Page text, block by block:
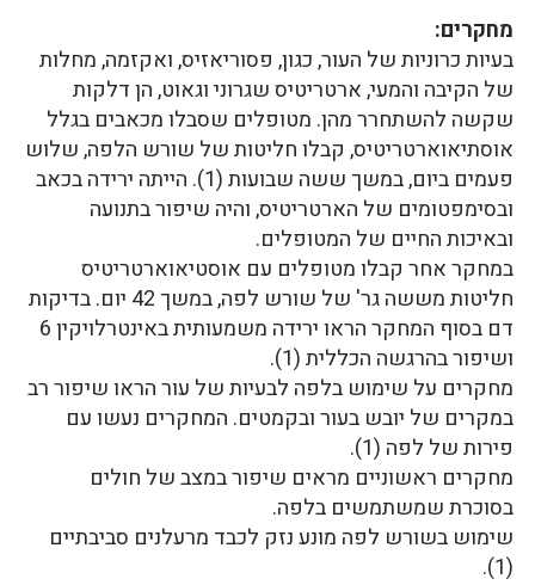
מחקרים:
בעיות כרוניות של העור, כגון, פסוריאזיס, ואקזמה, מחלות
של הקיבה והמעי, ארטריטיס שגרוני וגאוט, הן דלקות
שקשה להשתחרר מהן. מטופלים שסבלו מכאבים בגלל
אוסתיאוארטריטיס, קבלו חליטות של שורש הלפה, שלוש
פעמים ביום, במשך ששה שבועות (1). הייתה ירידה בכאב
ובסימפטומים של הארטריטיס, והיה שיפור בתנועה
ובאיכות החיים של המטופלים.
במחקר אחר קבלו מטופלים עם אוסטיאוארטריטיס
חליטות מששה גר' של שורש לפה, במשך 42 יום. בדיקות
דם בסוף המחקר הראו ירידה משמעותית באינטרלויקין 6
ושיפור בהרגשה הכללית (1).
מחקרים על שימוש בלפה לבעיות של עור הראו שיפור רב
במקרים של יובש בעור ובקמטים. המחקרים נעשו עם
פירות של לפה (1).
מחקרים ראשוניים מראים שיפור במצב של חולים
בסוכרת שמשתמשים בלפה.
שימוש בשורש לפה מונע נזק לכבד מרעלנים סביבתיים
(1).